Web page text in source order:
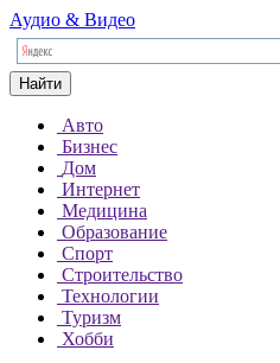
Аудио & Видео
Найти
Авто
Бизнес
Дом
Интернет
Медицина
Образование
Спорт
Строительство
Технологии
Туризм
Хобби